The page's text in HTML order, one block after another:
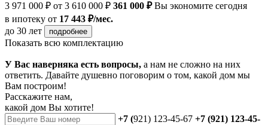
3 971 000 ₽ от 3 610 000 ₽ 361 000 ₽Вы экономите сегодня
в ипотеку от 17 443 ₽/мес.
до 30 лет
подробнее
Показать всю комплектацию
У Вас наверняка есть вопросы, а нам не сложно на них
ответить. Давайте душевно поговорим о том, какой дом мы
Вам построим!
Расскажите нам,
какой дом Вы хотите!
+7 (921) 123-45-67 +7 (921) 123-45-